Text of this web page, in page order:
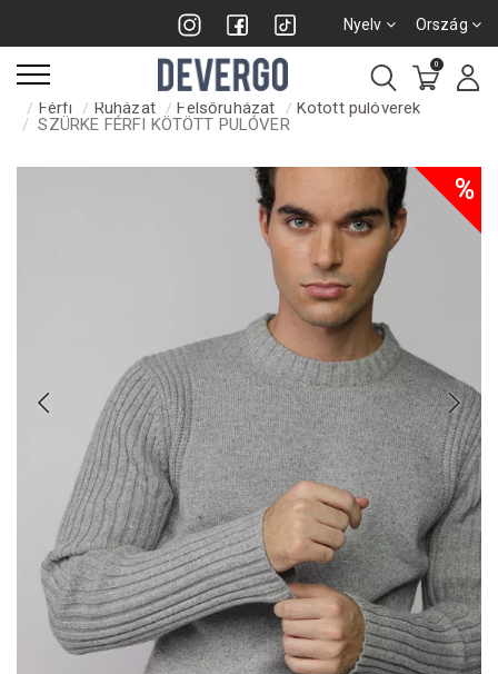
Nyelv Ország
0
Férfi Ruházat Felsőruházat
Kötött pulóverek
SZÜRKE FÉRFI KÖTÖTT PULÓVER
%